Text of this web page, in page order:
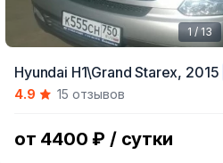
of
1 / 13
Hyundai H1\Grand Starex, 2015
4.9
15 отзывов
от 4400 ₽ / сутки